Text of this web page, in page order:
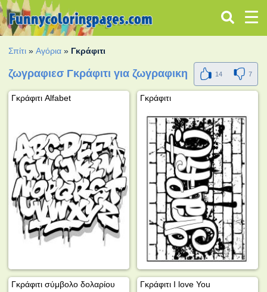
Σπίτι »Αγόρια » Γκράφιτι
ζωγραφιεσ Γκράφιτι για ζωγραφικη 14 7
Γκράφιτι Alfabet Γκράφιτι
Γκράφιτι σύμβολο δολαρίου Γκράφιτι I love You